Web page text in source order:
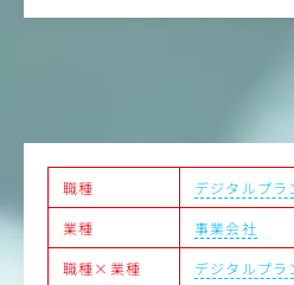
・原稿作成：投資信託の決算期
作成。基本はメール、電話での
らのデータ作成依頼を正確に理
を行う。
・進行管理：社内外の制作部門
タスクの進捗を管理。急な増刷
頼に繋がります。
職種
デジタルプラ
業種
事業会社
職種×業種
デジタルプ